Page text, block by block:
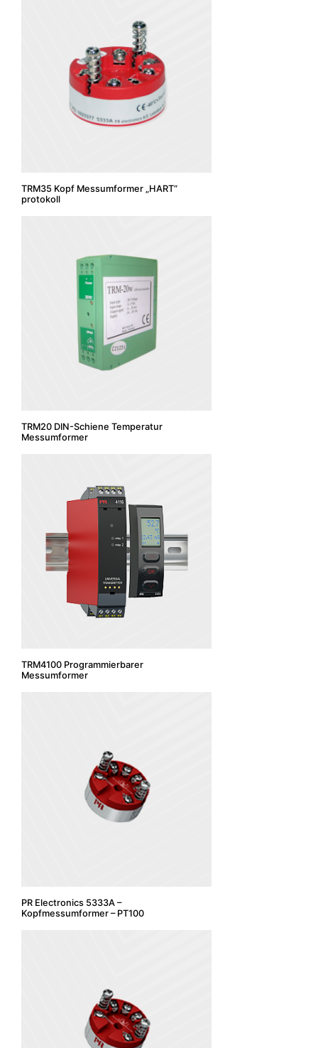
TRM35 Kopf Messumformer „HART“
protokoll
TRM20 DIN-Schiene Temperatur
Messumformer
TRM4100 Programmierbarer
Messumformer
PR Electronics 5333A –
Kopfmessumformer – PT100